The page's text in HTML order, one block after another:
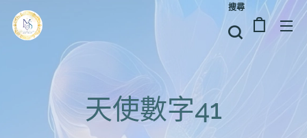
搜尋
天使數字41